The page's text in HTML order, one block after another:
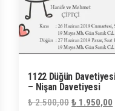
1122 Düğün
– Nişan Davetiyesi
₺2.500,00 Orijinal
₺ 1.950,00